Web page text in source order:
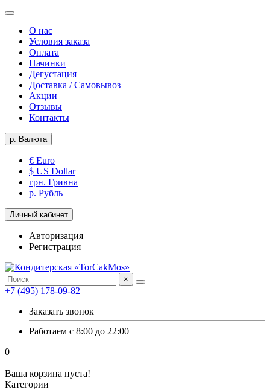
О нас
Условия заказа
Оплата
Начинки
Дегустация
Доставка / Самовывоз
Акции
Отзывы
Контакты
р. Валюта
€ Euro
$ US Dollar
грн. Гривна
р. Рубль
Личный кабинет
Авторизация
Регистрация
×
+7 (495) 178-09-82
Заказать звонок
Работаем с 8:00 до 22:00
0
Ваша корзина пуста!
Категории